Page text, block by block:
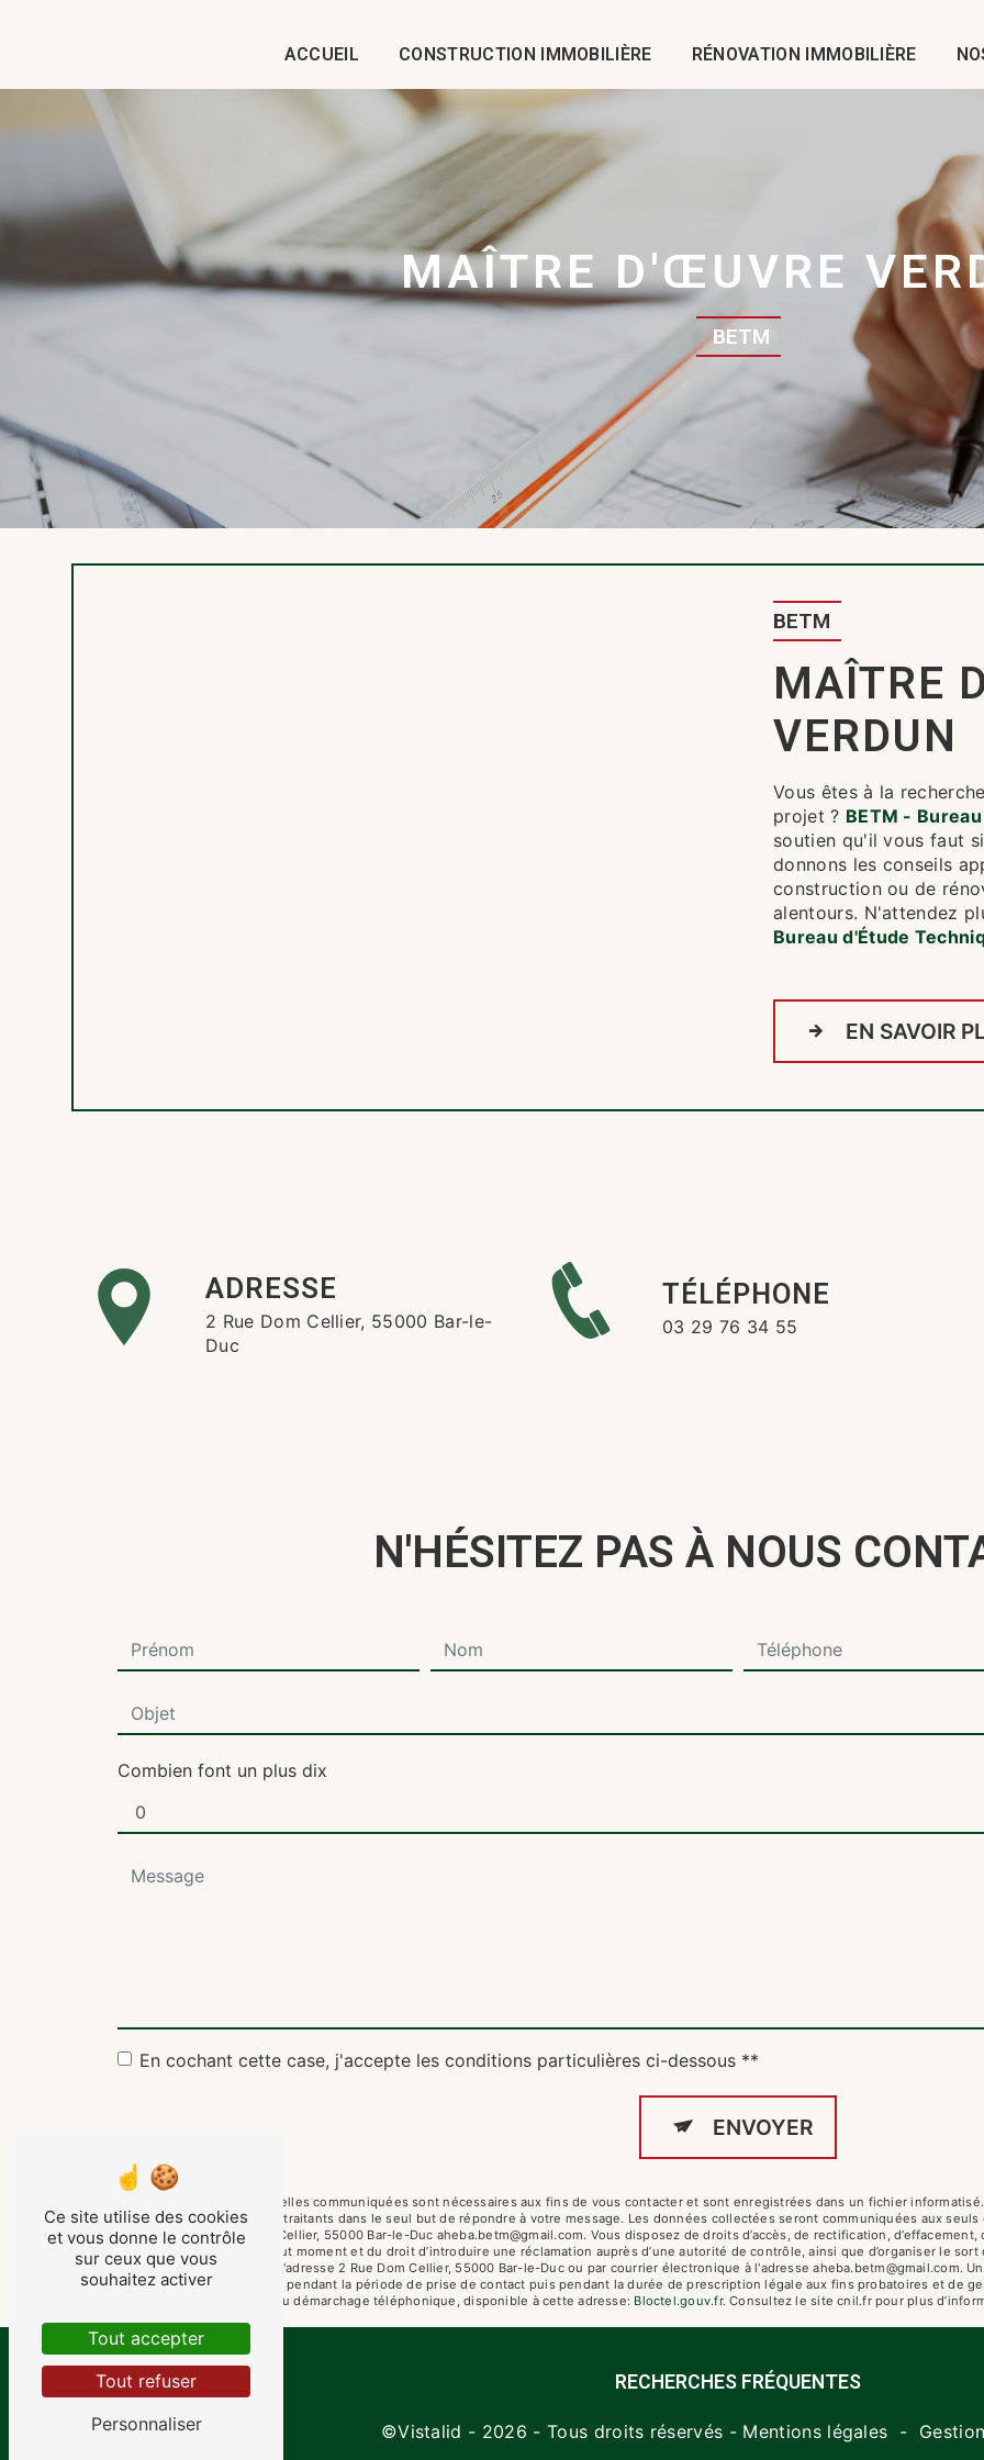
ACCUEIL CONSTRUCTION IMMOBILIÈRE RÉNOVATION IMMOBILIÈRE
MAÎTRE D'ŒUVRE
BETM
BETM
MAÎTRE
VERDUN
Vous êtes à la
projet ? BETM -
soutien qu'il vous faut
donnons les conseils
construction ou de
alentours. N'attendez
Bureau d'Étude
EN SAVOIR
ADRESSE
2 Rue Dom Cellier, 55000 Bar-le-
Duc
TÉLÉPHONE
03 29 76 34 55
N'HÉSITEZ PAS À NOUS
Combien font un plus dix
En cochant cette case, j'accepte les conditions particulières ci-dessous **
ENVOYER
** Les données personnelles communiquées sont nécessaires aux fins de vous contacter et sont enregistrées dans un fichier
de la Meuse et ses sous-traitants dans le seul but de répondre à votre message. Les données collectées seront communiquées aux
de la Meuse 2 Rue Dom Cellier, 55000 Bar-le-Duc aheba.betm@gmail.com. Vous disposez de droits d’accès, de rectification,
votre consentement à tout moment et du droit d’introduire une réclamation auprès d’une autorité de contrôle, ainsi que d’organiser le
droits par voie postale à l'adresse 2 Rue Dom Cellier, 55000 Bar-le-Duc ou par courrier électronique à l'adresse aheba.betm@gmail.com.
conservons vos données pendant la période de prise de contact puis pendant la durée de prescription légale aux fins probatoires et de
sur la liste d'opposition au démarchage téléphonique, disponible à cette adresse: Bloctel.gouv.fr. Consultez le site cnil.fr pour plus
RECHERCHES FRÉQUENTES
©Vistalid - 2026 - Tous droits réservés - Mentions légales -
Ce site utilise des cookies
et vous donne le contrôle
sur ceux que vous
souhaitez activer
Tout accepter
Tout refuser
Personnaliser